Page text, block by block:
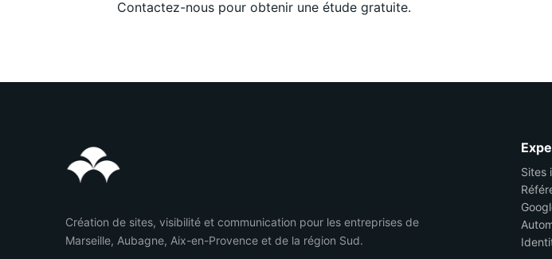
Contactez-nous pour obtenir une étude gratuite.
Création de sites, visibilité et communication pour les entreprises de
Marseille, Aubagne, Aix-en-Provence et de la région Sud.
Sites